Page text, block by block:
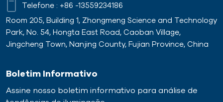
Telefone : +86 -13559234186
Room 205, Building 1, Zhongmeng Science and Technology
Park, No. 54, Hongta East Road, Caoban Village,
Jingcheng Town, Nanjing County, Fujian Province, China
Boletim Informativo
Assine nosso boletim informativo para análise de